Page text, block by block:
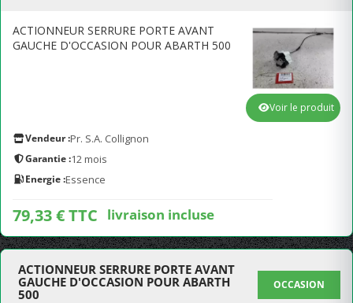
ACTIONNEUR SERRURE PORTE AVANT
GAUCHE D'OCCASION POUR ABARTH 500
Vendeur :Pr. S.A. Collignon
Garantie :12 mois
Energie :Essence
79,33 € TTC livraison incluse
Voir le produit
ACTIONNEUR SERRURE PORTE AVANT
GAUCHE D'OCCASION POUR ABARTH
500
OCCASION